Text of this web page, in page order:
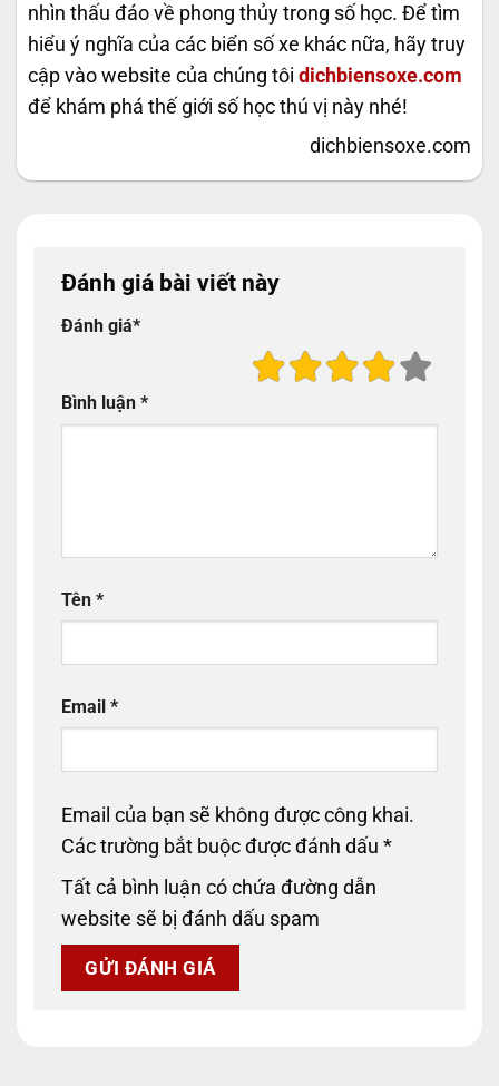
nhìn thấu đáo về phong thủy trong số học. Để tìm
hiểu ý nghĩa của các biển số xe khác nữa, hãy truy
cập vào website của chúng tôi dichbiensoxe.com
để khám phá thế giới số học thú vị này nhé!
dichbiensoxe.com
Đánh giá bài viết này
Đánh giá*
Bình luận *
Tên *
Email *
Email của bạn sẽ không được công khai.
Các trường bắt buộc được đánh dấu *
Tất cả bình luận có chứa đường dẫn
website sẽ bị đánh dấu spam